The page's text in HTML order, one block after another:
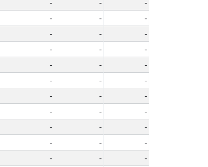
- -
-
- -
-
- -
-
- -
-
- -
-
- -
-
- -
-
- -
-
- -
-
- -
-
- -
-